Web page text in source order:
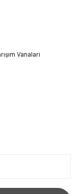
Vanaları